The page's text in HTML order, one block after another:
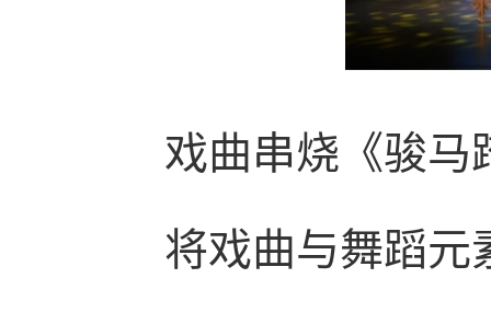
戏曲串烧《骏马
将戏曲与舞蹈元